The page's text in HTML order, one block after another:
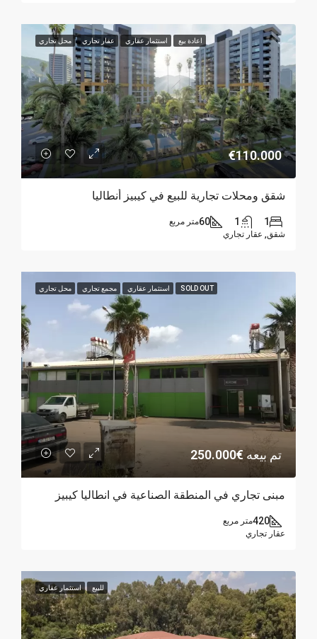
اعادة بيع استثمار عقاري عقار تجاري محل تجاري
€110.000
شقق ومحلات تجارية للبيع في كيبيز أنطاليا
1
1
60متر مربع
شقق, عقار تجاري
SOLD OUT استثمار عقاري مجمع تجاري محل تجاري
تم بيعه€250.000
مبنى تجاري في المنطقة الصناعية في انطاليا كيبيز
420متر مربع
عقار تجاري
للبيع استثمار عقاري